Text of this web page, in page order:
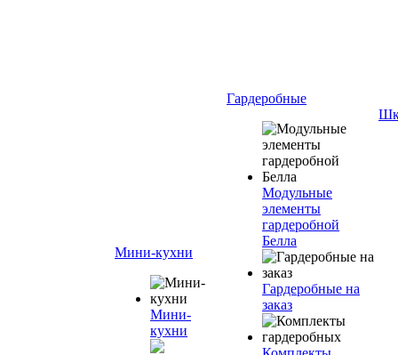
Мини-кухни
Мини-
кухни
Гардеробные
Модульные
элементы
гардеробной
Белла
Гардеробные на
заказ